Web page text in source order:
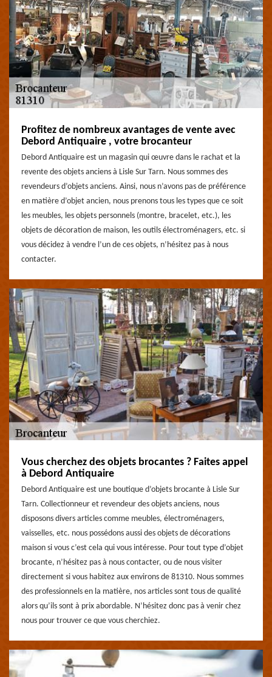
Profitez de nombreux avantages de vente avec
Debord Antiquaire , votre brocanteur
Debord Antiquaire est un magasin qui œuvre dans le rachat et la
revente des objets anciens à Lisle Sur Tarn. Nous sommes des
revendeurs d’objets anciens. Ainsi, nous n’avons pas de préférence
en matière d’objet ancien, nous prenons tous les types que ce soit
les meubles, les objets personnels (montre, bracelet, etc.), les
objets de décoration de maison, les outils électroménagers, etc. si
vous décidez à vendre l’un de ces objets, n’hésitez pas à nous
contacter.
Vous cherchez des objets brocantes ? Faites appel
à Debord Antiquaire
Debord Antiquaire est une boutique d’objets brocante à Lisle Sur
Tarn. Collectionneur et revendeur des objets anciens, nous
disposons divers articles comme meubles, électroménagers,
vaisselles, etc. nous possédons aussi des objets de décorations
maison si vous c’est cela qui vous intéresse. Pour tout type d’objet
brocante, n’hésitez pas à nous contacter, ou de nous visiter
directement si vous habitez aux environs de 81310. Nous sommes
des professionnels en la matière, nos articles sont tous de qualité
alors qu’ils sont à prix abordable. N’hésitez donc pas à venir chez
nous pour trouver ce que vous cherchiez.